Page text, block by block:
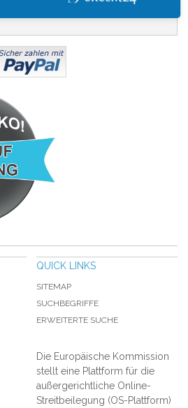
QUICK LINKS
SITEMAP
SUCHBEGRIFFE
ERWEITERTE SUCHE
Die Europäische Kommission
stellt eine Plattform für die
außergerichtliche Online-
Streitbeilegung (OS-Plattform)